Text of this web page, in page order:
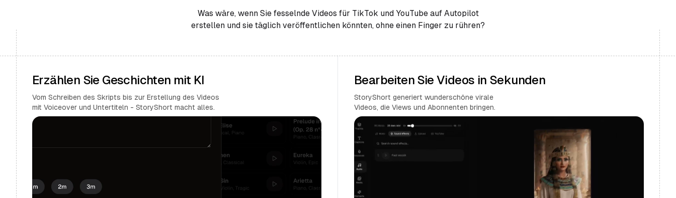
Was wäre, wenn Sie fesselnde Videos für TikTok und YouTube auf Autopilot
erstellen und sie täglich veröffentlichen könnten, ohne einen Finger zu rühren?
Erzählen Sie Geschichten mit KI
Vom Schreiben des Skripts bis zur Erstellung des Videos
mit Voiceover und Untertiteln - StoryShort macht alles.
Bearbeiten Sie Videos in Sekunden
StoryShort generiert wunderschöne virale
Videos, die Views und Abonnenten bringen.